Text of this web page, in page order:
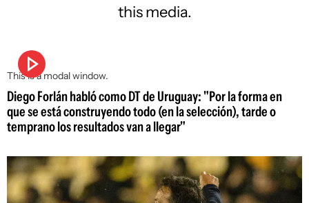
This is a modal window.
this media.
Diego Forlán habló como DT de Uruguay: "Por la forma en
que se está construyendo todo (en la selección), tarde o
temprano los resultados van a llegar"